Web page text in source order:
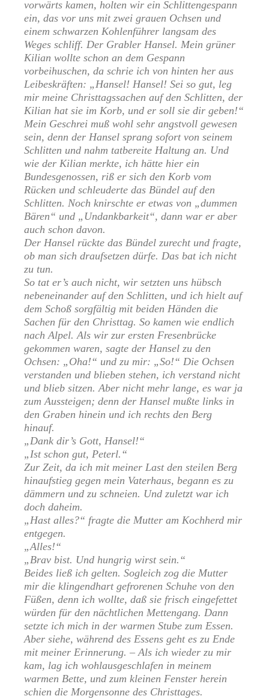
vorwärts kamen, holten wir ein Schlittengespann
ein, das vor uns mit zwei grauen Ochsen und
einem schwarzen Kohlenführer langsam des
Weges schliff. Der Grabler Hansel. Mein grüner
Kilian wollte schon an dem Gespann
vorbeihuschen, da schrie ich von hinten her aus
Leibeskräften: „Hansel! Hansel! Sei so gut, leg
mir meine Christtagssachen auf den Schlitten, der
Kilian hat sie im Korb, und er soll sie dir geben!“
Mein Geschrei muß wohl sehr angstvoll gewesen
sein, denn der Hansel sprang sofort von seinem
Schlitten und nahm tatbereite Haltung an. Und
wie der Kilian merkte, ich hätte hier ein
Bundesgenossen, riß er sich den Korb vom
Rücken und schleuderte das Bündel auf den
Schlitten. Noch knirschte er etwas von „dummen
Bären“ und „Undankbarkeit“, dann war er aber
auch schon davon.
Der Hansel rückte das Bündel zurecht und fragte,
ob man sich draufsetzen dürfe. Das bat ich nicht
zu tun.
So tat er’s auch nicht, wir setzten uns hübsch
nebeneinander auf den Schlitten, und ich hielt auf
dem Schoß sorgfältig mit beiden Händen die
Sachen für den Christtag. So kamen wie endlich
nach Alpel. Als wir zur ersten Fresenbrücke
gekommen waren, sagte der Hansel zu den
Ochsen: „Oha!“ und zu mir: „So!“ Die Ochsen
verstanden und blieben stehen, ich verstand nicht
und blieb sitzen. Aber nicht mehr lange, es war ja
zum Aussteigen; denn der Hansel mußte links in
den Graben hinein und ich rechts den Berg
hinauf.
„Dank dir’s Gott, Hansel!“
„Ist schon gut, Peterl.“
Zur Zeit, da ich mit meiner Last den steilen Berg
hinaufstieg gegen mein Vaterhaus, begann es zu
dämmern und zu schneien. Und zuletzt war ich
doch daheim.
„Hast alles?“ fragte die Mutter am Kochherd mir
entgegen.
„Alles!“
„Brav bist. Und hungrig wirst sein.“
Beides ließ ich gelten. Sogleich zog die Mutter
mir die klingendhart gefrorenen Schuhe von den
Füßen, denn ich wollte, daß sie frisch eingefettet
würden für den nächtlichen Mettengang. Dann
setzte ich mich in der warmen Stube zum Essen.
Aber siehe, während des Essens geht es zu Ende
mit meiner Erinnerung. – Als ich wieder zu mir
kam, lag ich wohlausgeschlafen in meinem
warmen Bette, und zum kleinen Fenster herein
schien die Morgensonne des Christtages.